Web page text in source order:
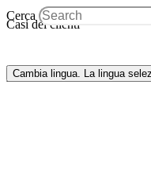
Cerca
Cambia lingua. La lingua
Casi dei clienti
MUTTI